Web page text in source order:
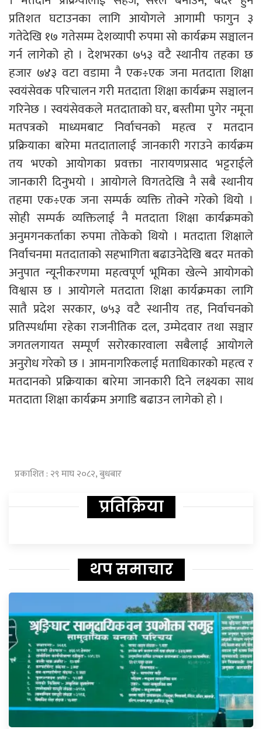
प्रतिशत घटाउनका लागि आयोगले आगामी फागुन ३
गतेदेखि १७ गतेसम्म देशव्यापी रुपमा सो कार्यक्रम सञ्चालन
गर्न लागेको हो । देशभरका ७५३ वटै स्थानीय तहका छ
हजार ७४३ वटा वडामा नै एक÷एक जना मतदाता शिक्षा
स्वयंसेवक परिचालन गरी मतदाता शिक्षा कार्यक्रम सञ्चालन
गरिनेछ । स्वयंसेवकले मतदाताको घर, बस्तीमा पुगेर नमूना
मतपत्रको माध्यमबाट निर्वाचनको महत्व र मतदान
प्रक्रियाका बारेमा मतदातालाई जानकारी गराउने कार्यक्रम
तय भएको आयोगका प्रवक्ता नारायणप्रसाद भट्टराईले
जानकारी दिनुभयो । आयोगले विगतदेखि नै सबै स्थानीय
तहमा एक÷एक जना सम्पर्क व्यक्ति तोक्ने गरेको थियो ।
सोही सम्पर्क व्यक्तिलाई नै मतदाता शिक्षा कार्यक्रमको
अनुमगनकर्ताका रुपमा तोकेको थियो । मतदाता शिक्षाले
निर्वाचनमा मतदाताको सहभागिता बढाउनेदेखि बदर मतको
अनुपात न्यूनीकरणमा महत्वपूर्ण भूमिका खेल्ने आयोगको
विश्वास छ । आयोगले मतदाता शिक्षा कार्यक्रमका लागि
सातै प्रदेश सरकार, ७५३ वटै स्थानीय तह, निर्वाचनको
प्रतिस्पर्धामा रहेका राजनीतिक दल, उम्मेदवार तथा सञ्चार
जगतलगायत सम्पूर्ण सरोरकारवाला सबैलाई आयोगले
अनुरोध गरेको छ । आमनागरिकलाई मताधिकारको महत्व र
मतदानको प्रक्रियाका बारेमा जानकारी दिने लक्ष्यका साथ
मतदाता शिक्षा कार्यक्रम अगाडि बढाउन लागेको हो ।
प्रकाशित : २९ माघ २०८२, बुधबार
प्रतिक्रिया
थप समाचार